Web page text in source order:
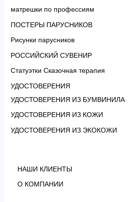
матрешки по профессиям
ПОСТЕРЫ ПАРУСНИКОВ
Рисунки парусников
РОССИЙСКИЙ СУВЕНИР
Статуэтки Сказочная терапия
УДОСТОВЕРЕНИЯ
УДОСТОВЕРЕНИЯ ИЗ БУМВИНИЛА
УДОСТОВЕРЕНИЯ ИЗ КОЖИ
УДОСТОВЕРЕНИЯ ИЗ ЭКОКОЖИ
НАШИ КЛИЕНТЫ
О КОМПАНИИ